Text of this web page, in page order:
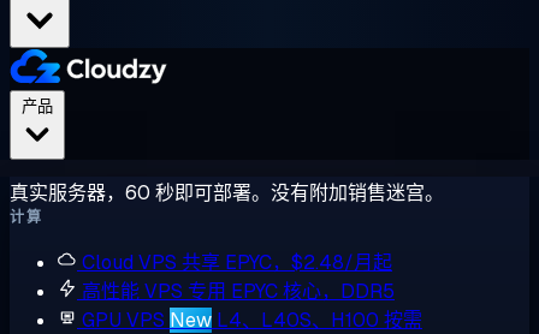
真实服务器，60 秒即可部署。没有附加销售迷宫。
计算
Cloud VPS 共享 EPYC，$2.48/月起
高性能 VPS 专用 EPYC 核心，DDR5
GPU VPS New L4、L40S、H100 按需